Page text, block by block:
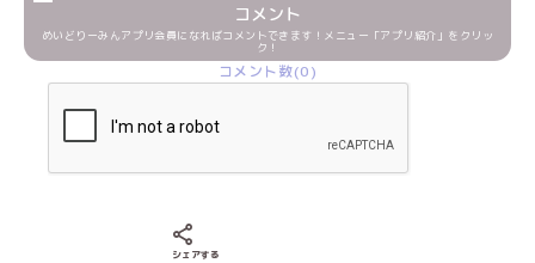
コメント
めいどりーみんアプリ会員になればコメントできます！メニュー「アプリ紹介」をクリッ
ク！
コメント数(0)
シェアする